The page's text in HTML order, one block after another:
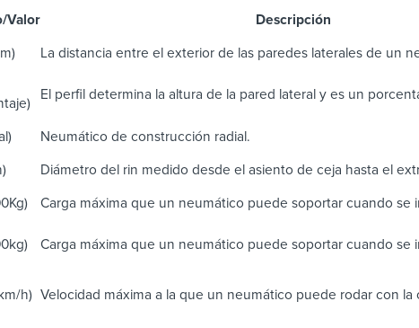
ValorDescripción
La distancia entre el exterior de las paredes laterales de un
El perfil determina la altura de la pared lateral y es un
Neumático de construcción radial.
Diámetro del rin medido desde el asiento de ceja hasta el
Carga máxima que un neumático puede soportar cuando se
Carga máxima que un neumático puede soportar cuando se
h) Velocidad máxima a la que un neumático puede rodar con